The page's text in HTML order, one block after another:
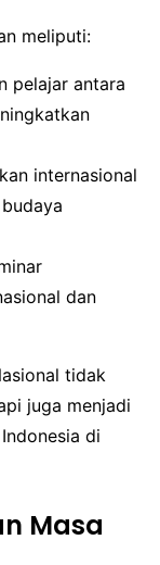
meliputi:
pelajar antara
internasional
dan
tidak
juga menjadi
di
Masa